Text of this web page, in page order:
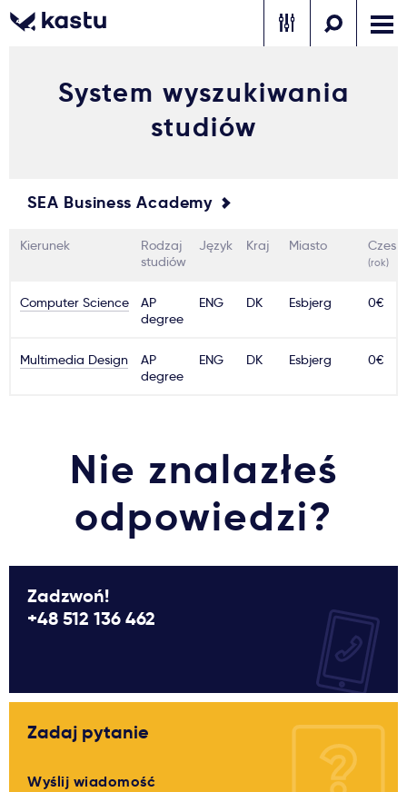
Powiadomienia
Formularz aplikacyjny
Zadzwoń Bezpłatne konsultacje Kontakt
Gdzie studiować?
Jak aplikować?
Usługi
Dlaczego Kastu?
Aktualności
System wyszukiwania
studiów
SEA Business Academy
Kierunek
Rodzaj
studiów
Język Kraj Miasto
(rok)
Computer Science
AP
degree
ENG DK Esbjerg 0€
Multimedia Design
AP
degree
ENG DK Esbjerg 0€
Nie znalazłeś
odpowiedzi?
Zadzwoń!
+48 512 136 462
Zadaj pytanie
Wyślij wiadomość